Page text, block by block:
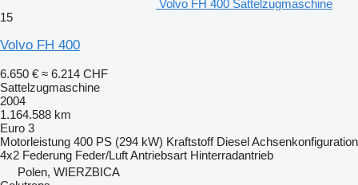
Volvo FH 400 Sattelzugmaschine
15
Volvo FH 400
6.650 € ≈ 6.214 CHF
Sattelzugmaschine
2004
1.164.588 km
Euro 3
Motorleistung 400 PS (294 kW) Kraftstoff DieselAchsenkonfiguration
4x2 Federung Feder/LuftAntriebsart Hinterradantrieb
Polen, WIERZBICA